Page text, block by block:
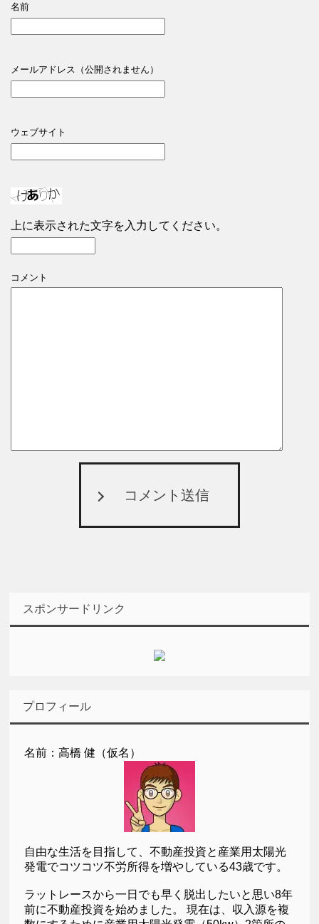
名前
メールアドレス（公開されません）
ウェブサイト
上に表示された文字を入力してください。
コメント
コメント送信
スポンサードリンク
プロフィール
名前：高橋 健（仮名）
自由な生活を目指して、不動産投資と産業用太陽光
発電でコツコツ不労所得を増やしている43歳です。
ラットレースから一日でも早く脱出したいと思い8年
前に不動産投資を始めました。 現在は、収入源を複